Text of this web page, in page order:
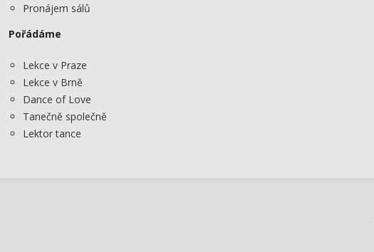
Pronájem sálů
Pořádáme
Lekce v Praze
Lekce v Brně
Dance of Love
Tanečně společně
Lektor tance